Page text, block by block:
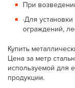
При
·Для
ограждений,
Купить
Цена за метр
используемой для
продукции.